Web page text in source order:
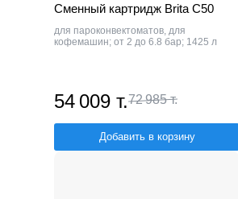
Сменный картридж Brita C50
для пароконвектоматов, для
кофемашин; от 2 до 6.8 бар; 1425 л
54 009 т.72 985 т.
Добавить в корзину